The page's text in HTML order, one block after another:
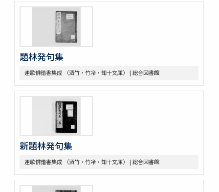
題林発句集
連歌俳諧書集成 （洒竹・竹冷・知十文庫） | 総合図書館
新題林発句集
連歌俳諧書集成 （洒竹・竹冷・知十文庫） | 総合図書館